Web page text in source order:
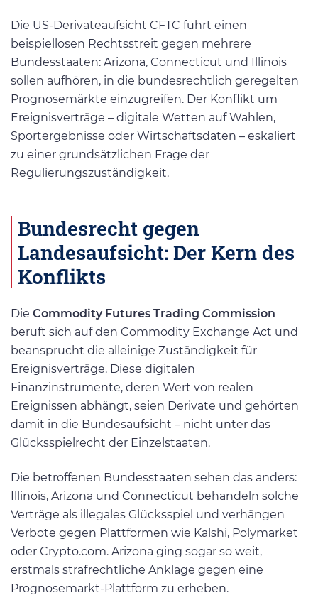
Die US-Derivateaufsicht CFTC führt einen
beispiellosen Rechtsstreit gegen mehrere
Bundesstaaten: Arizona, Connecticut und Illinois
sollen aufhören, in die bundesrechtlich geregelten
Prognosemärkte einzugreifen. Der Konflikt um
Ereignisverträge – digitale Wetten auf Wahlen,
Sportergebnisse oder Wirtschaftsdaten – eskaliert
zu einer grundsätzlichen Frage der
Regulierungszuständigkeit.
Bundesrecht gegen
Landesaufsicht: Der Kern des
Konflikts
Die Commodity Futures Trading Commission
beruft sich auf den Commodity Exchange Act und
beansprucht die alleinige Zuständigkeit für
Ereignisverträge. Diese digitalen
Finanzinstrumente, deren Wert von realen
Ereignissen abhängt, seien Derivate und gehörten
damit in die Bundesaufsicht – nicht unter das
Glücksspielrecht der Einzelstaaten.
Die betroffenen Bundesstaaten sehen das anders:
Illinois, Arizona und Connecticut behandeln solche
Verträge als illegales Glücksspiel und verhängen
Verbote gegen Plattformen wie Kalshi, Polymarket
oder Crypto.com. Arizona ging sogar so weit,
erstmals strafrechtliche Anklage gegen eine
Prognosemarkt-Plattform zu erheben.